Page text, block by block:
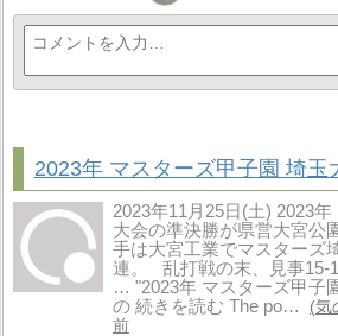
2023年 マスターズ甲子園 埼玉
2023年11月25日(土) 2023
大会の準決勝が県営大宮公
手は大宮工業でマスターズ
連。 乱打戦の末、見事15-
… "2023年 マスターズ甲子
の 続きを読む The po…
気
前